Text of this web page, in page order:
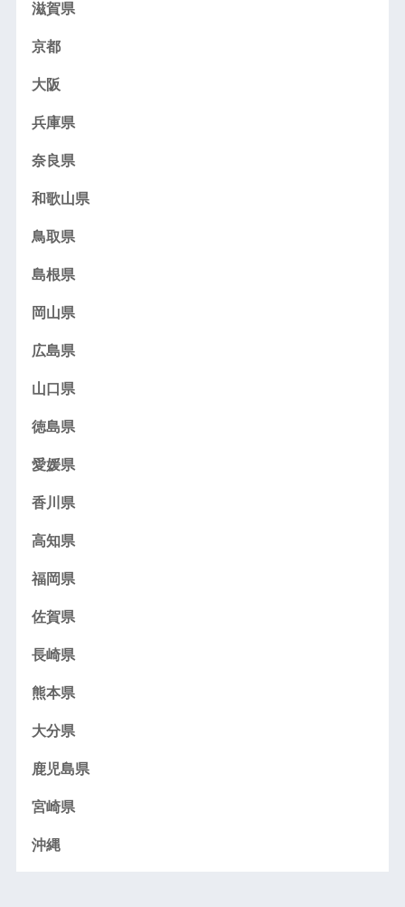
滋賀県
京都
大阪
兵庫県
奈良県
和歌山県
鳥取県
島根県
岡山県
広島県
山口県
徳島県
愛媛県
香川県
高知県
福岡県
佐賀県
長崎県
熊本県
大分県
鹿児島県
宮崎県
沖縄